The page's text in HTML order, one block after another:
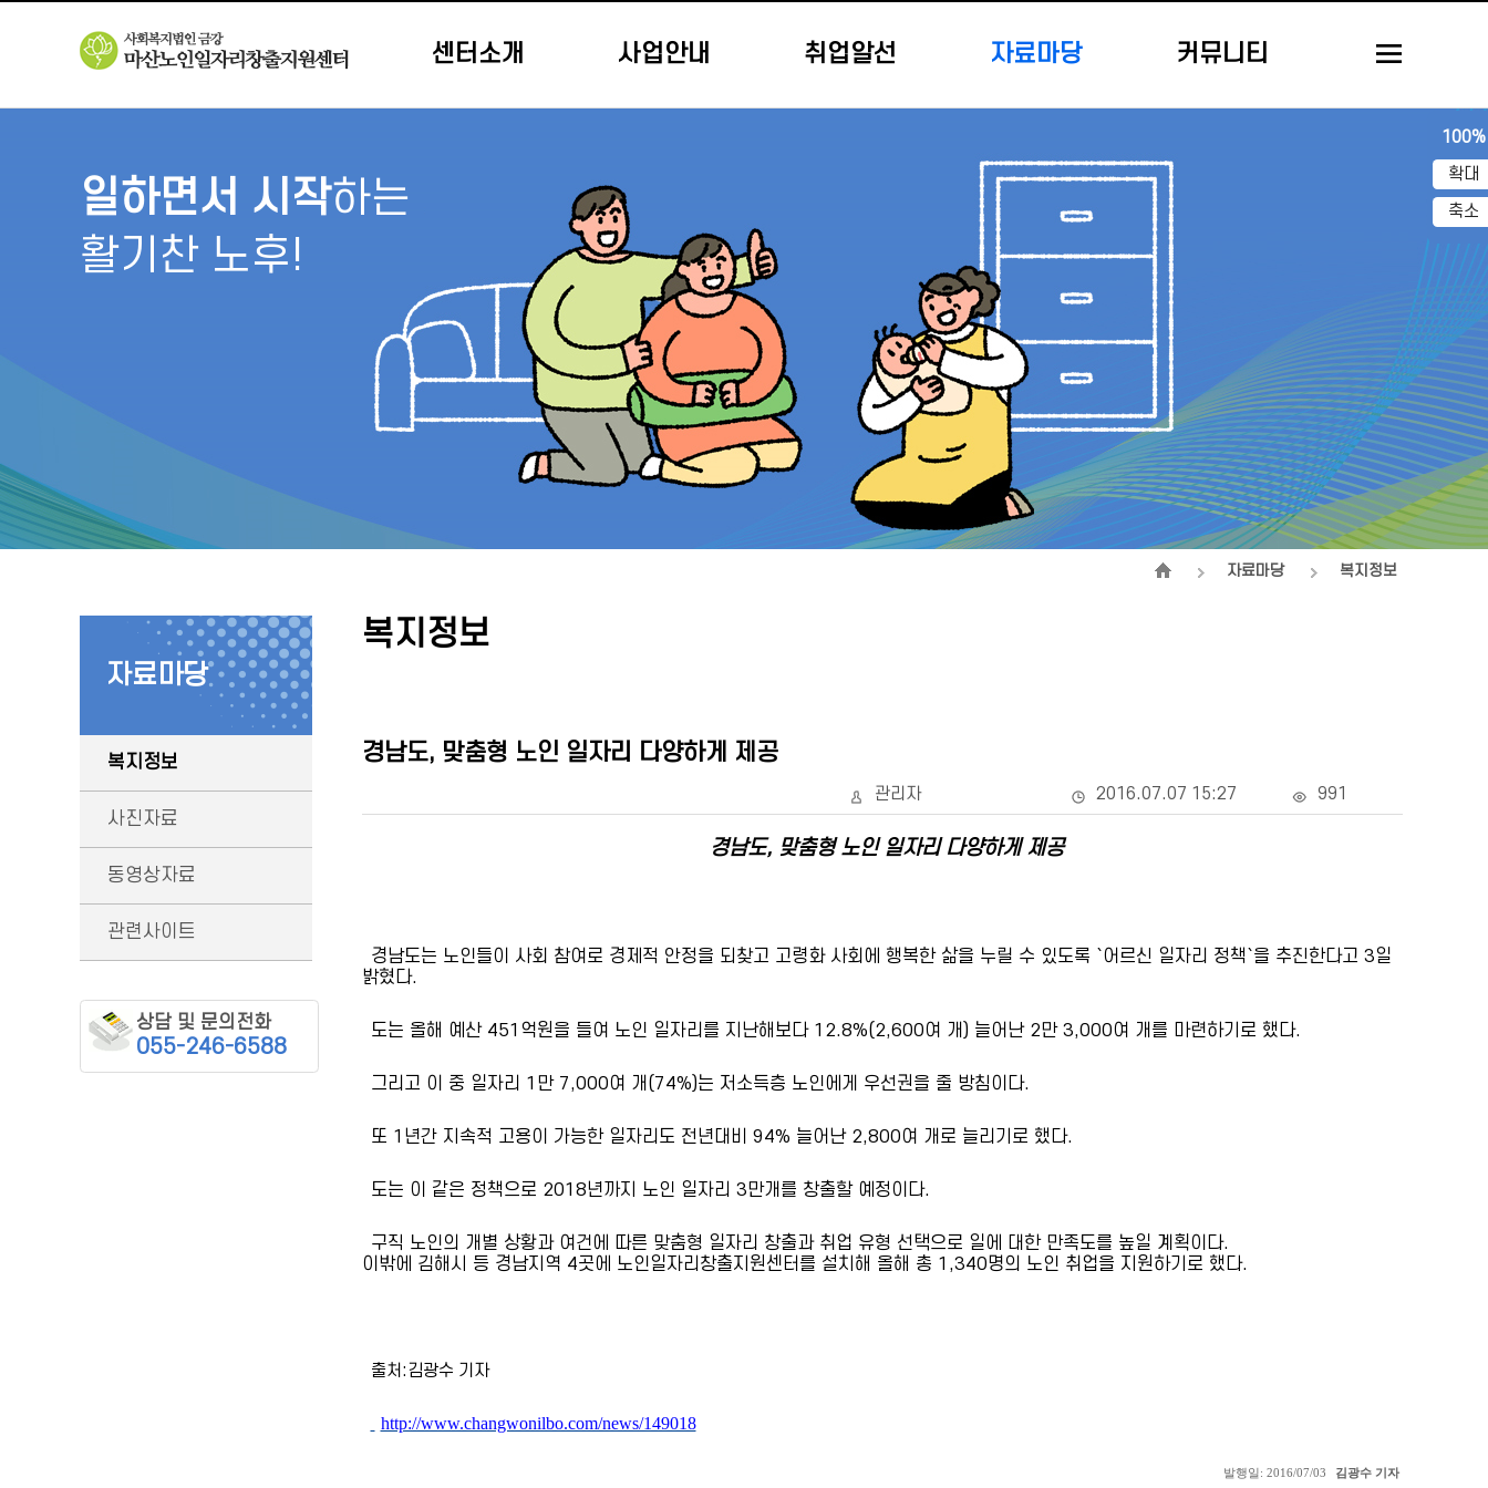
100%
확대
축소
센터소개 사업안내 취업알선 자료마당 커뮤니티
일하면서 시작하는
활기찬 노후!
자료마당 복지정보
자료마당
복지정보
사진자료
동영상자료
관련사이트
상담 및 문의전화
055-246-6588
복지정보
경남도, 맞춤형 노인 일자리 다양하게 제공
관리자 2016.07.07 15:27 991
경남도, 맞춤형 노인 일자리 다양하게 제공
경남도는 노인들이 사회 참여로 경제적 안정을 되찾고 고령화 사회에 행복한 삶을 누릴 수 있도록 `어르신 일자리 정책`을 추진한다고 3일
밝혔다.
도는 올해 예산 451억원을 들여 노인 일자리를 지난해보다 12.8%(2,600여 개) 늘어난 2만 3,000여 개를 마련하기로 했다.
그리고 이 중 일자리 1만 7,000여 개(74%)는 저소득층 노인에게 우선권을 줄 방침이다.
또 1년간 지속적 고용이 가능한 일자리도 전년대비 94% 늘어난 2,800여 개로 늘리기로 했다.
도는 이 같은 정책으로 2018년까지 노인 일자리 3만개를 창출할 예정이다.
구직 노인의 개별 상황과 여건에 따른 맞춤형 일자리 창출과 취업 유형 선택으로 일에 대한 만족도를 높일 계획이다.
이밖에 김해시 등 경남지역 4곳에 노인일자리창출지원센터를 설치해 올해 총 1,340명의 노인 취업을 지원하기로 했다.
출처:김광수 기자
http://www.changwonilbo.com/news/149018
발행일: 2016/07/03 김광수 기자